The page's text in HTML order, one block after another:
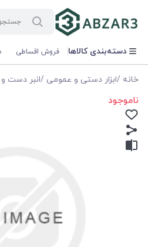
دسته‌بندی کالاها فروش اقساطی
خانه /ابزار دستی و عمومی /انبر دست
ناموجود